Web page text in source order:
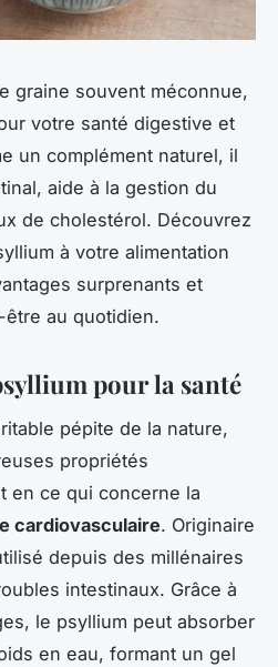
graine souvent méconnue,
votre santé digestive et
un complément naturel, il
aide à la gestion du
de cholestérol. Découvrez
à votre alimentation
surprenants et
au quotidien.
pour la santé
pépite de la nature,
propriétés
en ce qui concerne la
cardiovasculaire. Originaire
depuis des millénaires
intestinaux. Grâce à
le psyllium peut absorber
en eau, formant un gel